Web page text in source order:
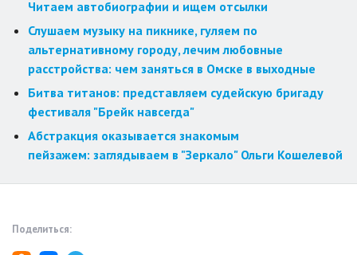
Читаем автобиографии и ищем отсылки
Слушаем музыку на пикнике, гуляем по
альтернативному городу, лечим любовные
расстройства: чем заняться в Омске в выходные
Битва титанов: представляем судейскую бригаду
фестиваля "Брейк навсегда"
Абстракция оказывается знакомым
пейзажем: заглядываем в "Зеркало" Ольги Кошелевой
Поделиться: